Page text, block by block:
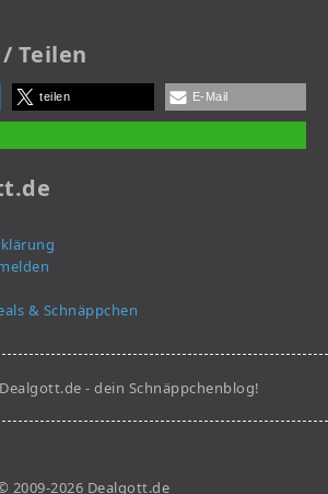
Teilen
teilen E-Mail
& Schnäppchen
- dein Schnäppchenblog!
2009-2026 Dealgott.de